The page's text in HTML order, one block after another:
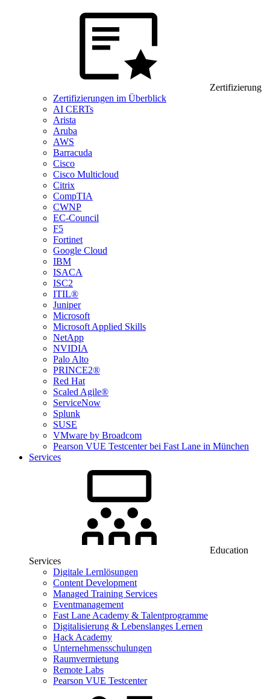
Zertifizierung
Zertifizierungen im Überblick
AI CERTs
Arista
Aruba
AWS
Barracuda
Cisco
Cisco Multicloud
Citrix
CompTIA
CWNP
EC-Council
F5
Fortinet
Google Cloud
IBM
ISACA
ISC2
ITIL®
Juniper
Microsoft
Microsoft Applied Skills
NetApp
NVIDIA
Palo Alto
PRINCE2®
Red Hat
Scaled Agile®
ServiceNow
Splunk
SUSE
VMware by Broadcom
Pearson VUE Testcenter bei Fast Lane in München
Services
Education
Services
Digitale Lernlösungen
Content Development
Managed Training Services
Eventmanagement
Fast Lane Academy & Talentprogramme
Digitalisierung & Lebenslanges Lernen
Hack Academy
Unternehmensschulungen
Raumvermietung
Remote Labs
Pearson VUE Testcenter